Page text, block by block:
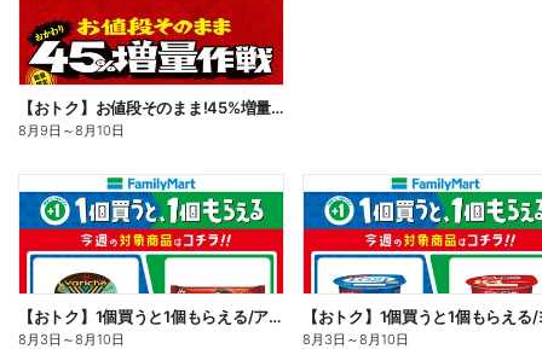
【おトク】お値段そのまま!45%増量作戦!
8月9日 ～8月10日
【おトク】1個買うと1個もらえる/アイス
8月3日 ～8月10日 8月3日 ～8月10日